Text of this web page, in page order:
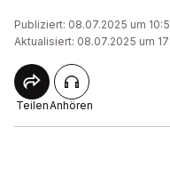
Publiziert: 08.07.2025 um
Aktualisiert: 08.07.2025 um
TeilenAnhören